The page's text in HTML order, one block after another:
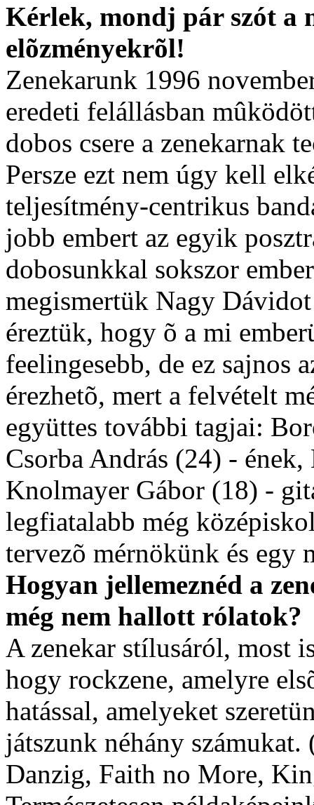
Kérlek, mondj pár szót a
elõzményekrõl!
Zenekarunk 1996
eredeti felállásban
dobos csere a zenekarnak
Persze ezt nem úgy kell
teljesítmény-centrikus
jobb embert az egyik
dobosunkkal sokszor
megismertük Nagy
éreztük, hogy õ a mi
feelingesebb, de ez sajnos
érezhetõ, mert a felvételt
együttes további tagjai:
Csorba András (24) -
Knolmayer Gábor (18) -
legfiatalabb még
tervezõ mérnökünk és egy
Hogyan jellemeznéd a
még nem hallott rólatok?
A zenekar stílusáról, most
hogy rockzene, amelyre
hatással, amelyeket
játszunk néhány
Danzig, Faith no More,